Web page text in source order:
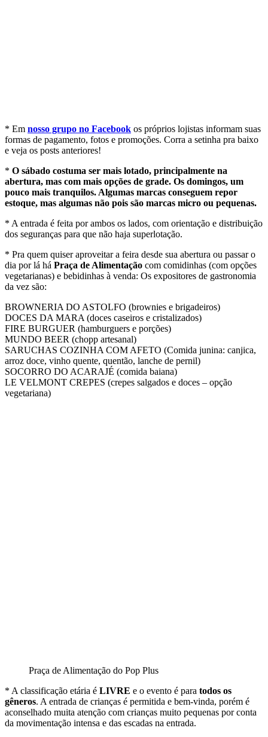
* Em nosso grupo no Facebook os próprios lojistas informam suas
formas de pagamento, fotos e promoções. Corra a setinha pra baixo
e veja os posts anteriores!
* O sábado costuma ser mais lotado, principalmente na
abertura, mas com mais opções de grade. Os domingos, um
pouco mais tranquilos. Algumas marcas conseguem repor
estoque, mas algumas não pois são marcas micro ou pequenas.
* A entrada é feita por ambos os lados, com orientação e distribuição
dos seguranças para que não haja superlotação.
* Pra quem quiser aproveitar a feira desde sua abertura ou passar o
dia por lá há Praça de Alimentação com comidinhas (com opções
vegetarianas) e bebidinhas à venda: Os expositores de gastronomia
da vez são:
BROWNERIA DO ASTOLFO (brownies e brigadeiros)
DOCES DA MARA (doces caseiros e cristalizados)
FIRE BURGUER (hamburguers e porções)
MUNDO BEER (chopp artesanal)
SARUCHAS COZINHA COM AFETO (Comida junina: canjica,
arroz doce, vinho quente, quentão, lanche de pernil)
SOCORRO DO ACARAJÉ (comida baiana)
LE VELMONT CREPES (crepes salgados e doces – opção
vegetariana)
Praça de Alimentação do Pop Plus
* A classificação etária é LIVRE e o evento é para todos os
gêneros. A entrada de crianças é permitida e bem-vinda, porém é
aconselhado muita atenção com crianças muito pequenas por conta
da movimentação intensa e das escadas na entrada.